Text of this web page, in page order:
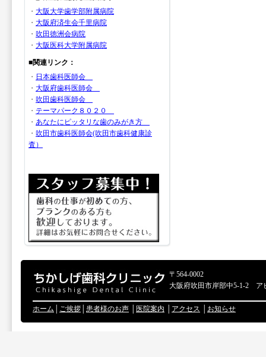
・ 大阪大学歯学部附属病院
・ 大阪府済生会千里病院
・ 吹田徳洲会病院
・ 大阪医科大学附属病院
■関連リンク：
・ 日本歯科医師会
・ 大阪府歯科医師会
・ 吹田歯科医師会
・ テーマパーク８０２０
・ あなたにピッタリな歯のみがき方
・ 吹田市歯科医師会(吹田市歯科健康診
査）
〒564-0002
大阪府吹田市岸部中5-1-2 ア
ホーム ご挨拶 患者様のお声 医院案内 アクセス お知らせ